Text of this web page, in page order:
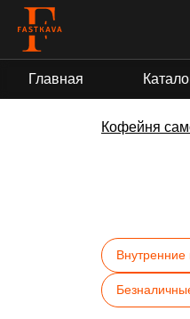
Главная
Кофейня